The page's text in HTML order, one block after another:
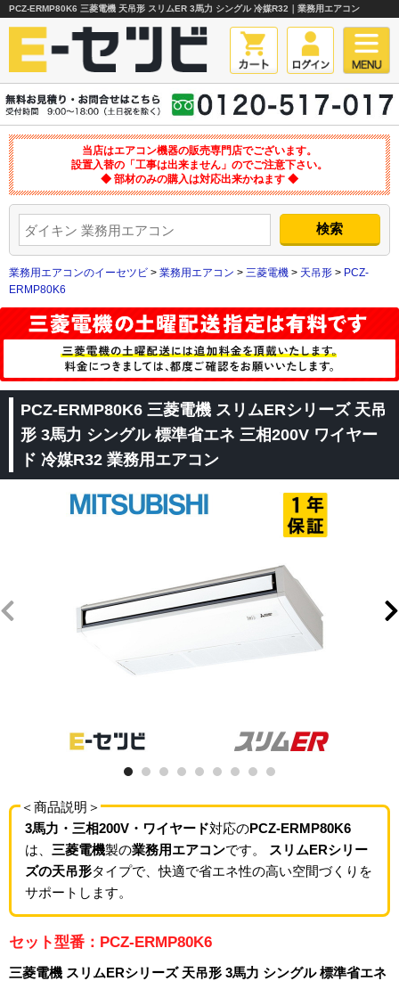
PCZ-ERMP80K6 三菱電機 天吊形 スリムER 3馬力 シングル 冷媒R32｜業務用エアコン
当店はエアコン機器の販売専門店でございます。
設置入替の「工事は出来ません」のでご注意下さい。
◆ 部材のみの購入は対応出来かねます ◆
業務用エアコンのイーセツビ > 業務用エアコン > 三菱電機 > 天吊形 > PCZ-
ERMP80K6
PCZ-ERMP80K6 三菱電機 スリムERシリーズ 天吊
形 3馬力 シングル 標準省エネ 三相200V ワイヤー
ド 冷媒R32 業務用エアコン
＜商品説明＞
3馬力・三相200V・ワイヤード対応のPCZ-ERMP80K6
は、 三菱電機製の業務用エアコンです。
スリムERシリー
ズの天吊形タイプで、快適で省エネ性の高い空間づくりを
サポートします。
セット型番：PCZ-ERMP80K6
三菱電機 スリムERシリーズ 天吊形 3馬力 シングル 標準省エネ